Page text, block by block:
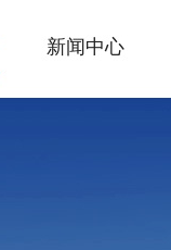
新闻中心